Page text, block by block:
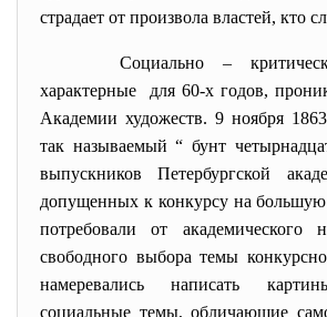
страдает от произвола властей, кто
Социально –
характерные для 60-х годов,
Академии художеств. 9 ноября 1863
так называемый “ бунт
выпускников Петербургской
допущенных к конкурсу на большую
потребовали от академического
свободного выбора темы
намеревались написать
социальные темы, обличающие